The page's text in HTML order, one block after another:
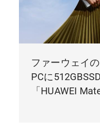
ファーウェイ
PCに
「HUAWEI